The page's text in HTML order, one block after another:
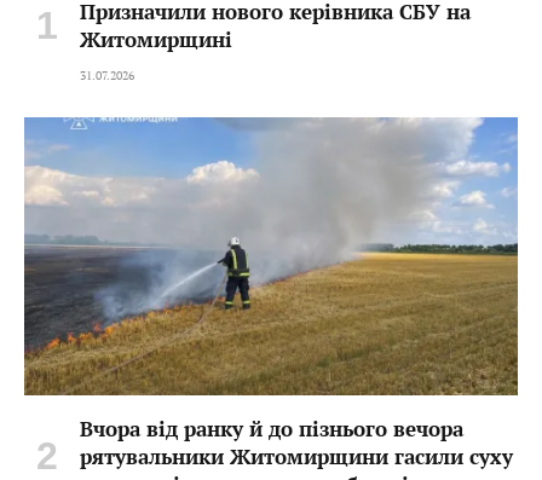
Призначили нового керівника СБУ на
Житомирщині
31.07.2026
Вчора від ранку й до пізнього вечора
рятувальники Житомирщини гасили суху